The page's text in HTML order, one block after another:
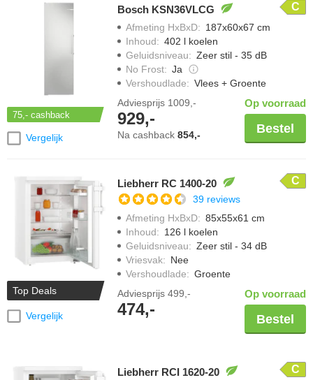
75,- cashback
Vergelijk
Bosch KSN36VLCG C
Afmeting HxBxD: 187x60x67 cm
Inhoud: 402 l koelen
Geluidsniveau: Zeer stil - 35 dB
No Frost: Ja
Vershoudlade: Vlees + Groente
Adviesprijs 1009,-
929,-
Na cashback 854,-
Op voorraad
Bestel
Top Deals
Vergelijk
Liebherr RC 1400-20 C
39 reviews
Afmeting HxBxD: 85x55x61 cm
Inhoud: 126 l koelen
Geluidsniveau: Zeer stil - 34 dB
Vriesvak: Nee
Vershoudlade: Groente
Adviesprijs 499,-
474,-
Op voorraad
Bestel
Liebherr RCI 1620-20 C